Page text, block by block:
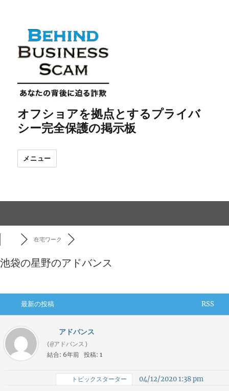
オフショアを拠点とするプライバ
シー完全保護の掲示板
メニュー
在宅ワーク
池袋の星野のアドバンス
最新の投稿 RSS
アドバンス
(@アドバンス)
結合: 6年前 投稿: 1
トピックスターター 04/12/2020 1:38 pm